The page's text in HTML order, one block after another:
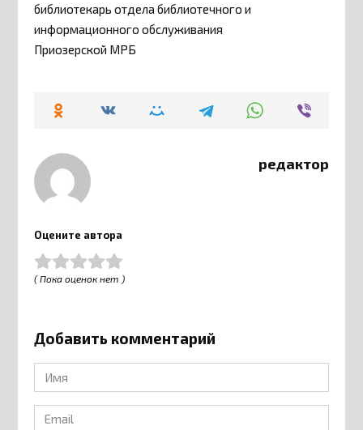
библиотекарь отдела библиотечного и
информационного обслуживания
Приозерской МРБ
редактор
Оцените автора
( Пока оценок нет )
Добавить комментарий
Имя
*
Email